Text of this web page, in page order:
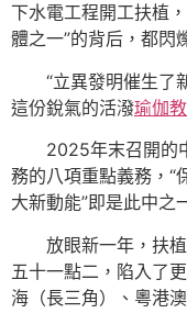
下水電工程開工扶植
體之一”的背后，都閃
“立異發明催生了
這份銳氣的活潑瑜伽
2025年末召開的
務的八項重點義務，“
大新動能”即是此中之
放眼新一年，扶
五十一點二，陷入了
海（長三角）、粵港